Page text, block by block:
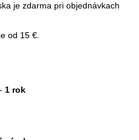
je zdarma pri objednávkach
od 15 €.
1 rok